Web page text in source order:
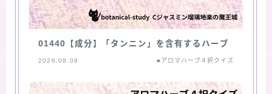
01440【成分】「タンニン」を含有するハーブ
2026.08.08 ■アロマハーブ４択クイズ